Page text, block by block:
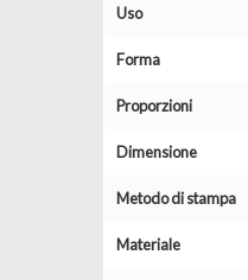
Uso
Forma
Proporzioni
Dimensione
Metodo di stampa
Materiale